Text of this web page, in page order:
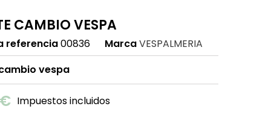
CAMBIO VESPA
referencia00836 MarcaVESPALMERIA
vespa
Impuestos incluidos